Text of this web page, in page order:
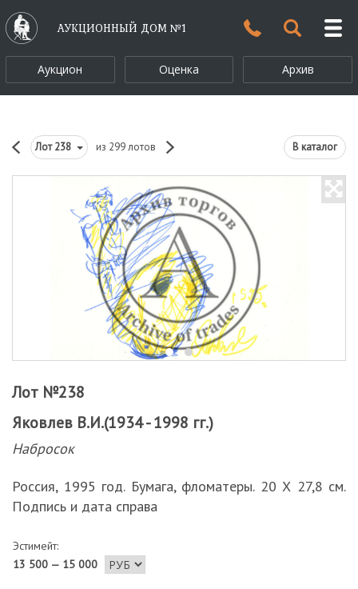
АУКЦИОННЫЙ ДОМ №1
Аукцион Оценка Архив
Лот238 из 299 лотов В каталог
Лот №238
Яковлев В.И.(1934 - 1998 гг.)
Набросок
Россия, 1995 год. Бумага, фломатеры. 20 Х 27,8 см.
Подпись и дата справа
Эстимейт:
13 500 — 15 000